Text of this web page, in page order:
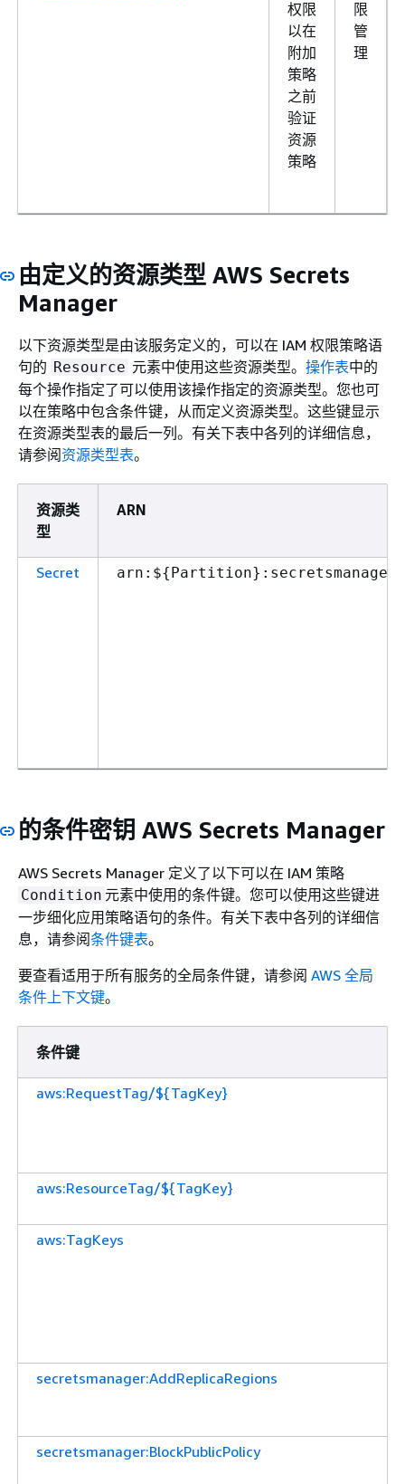
权限
以在
附加
策略
之前
验证
资源
策略
限
管
理
由定义的资源类型 AWS Secrets
Manager
以下资源类型是由该服务定义的，可以在 IAM 权限策略语
句的 Resource 元素中使用这些资源类型。 操作表中的
每个操作指定了可以使用该操作指定的资源类型。您也可
以在策略中包含条件键，从而定义资源类型。这些键显示
在资源类型表的最后一列。有关下表中各列的详细信息，
请参阅资源类型表。
资源类
型
ARN
Secret arn:${
的条件密钥 AWS Secrets Manager
AWS Secrets Manager 定义了以下可以在 IAM 策略
Condition 元素中使用的条件键。您可以使用这些键进
一步细化应用策略语句的条件。有关下表中各列的详细信
息，请参阅条件键表。
要查看适用于所有服务的全局条件键，请参阅 AWS 全局
条件上下文键。
条件键
aws:RequestTag/${TagKey}
aws:ResourceTag/${TagKey}
aws:TagKeys
secretsmanager:AddReplicaRegions
secretsmanager:BlockPublicPolicy